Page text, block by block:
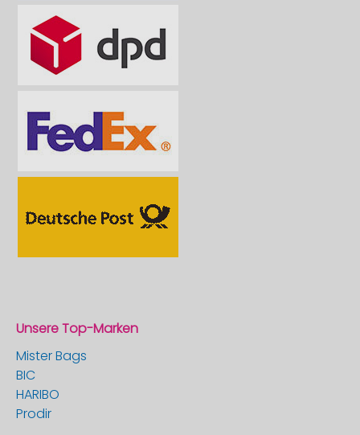
Unsere Top-Marken
Mister Bags
BIC
HARIBO
Prodir